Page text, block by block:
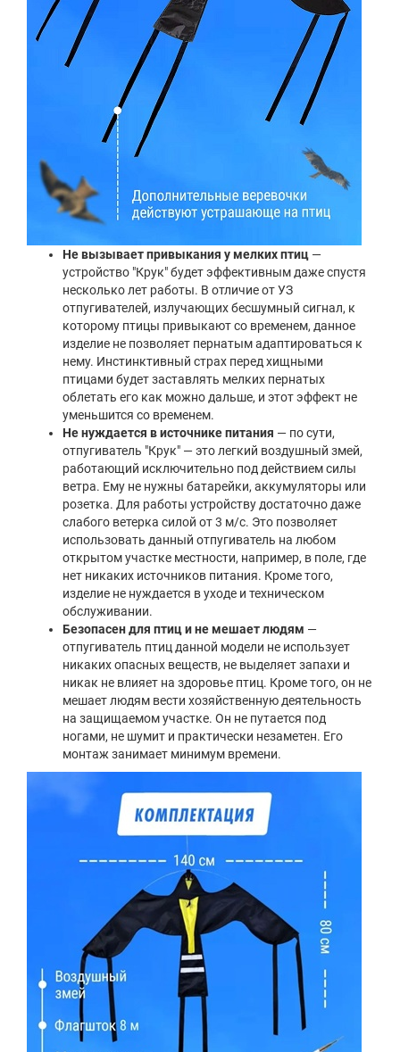
Не вызывает привыкания у мелких птиц —
устройство "Крук" будет эффективным даже спустя
несколько лет работы. В отличие от УЗ
отпугивателей, излучающих бесшумный сигнал, к
которому птицы привыкают со временем, данное
изделие не позволяет пернатым адаптироваться к
нему. Инстинктивный страх перед хищными
птицами будет заставлять мелких пернатых
облетать его как можно дальше, и этот эффект не
уменьшится со временем.
Не нуждается в источнике питания — по сути,
отпугиватель "Крук" — это легкий воздушный змей,
работающий исключительно под действием силы
ветра. Ему не нужны батарейки, аккумуляторы или
розетка. Для работы устройству достаточно даже
слабого ветерка силой от 3 м/с. Это позволяет
использовать данный отпугиватель на любом
открытом участке местности, например, в поле, где
нет никаких источников питания. Кроме того,
изделие не нуждается в уходе и техническом
обслуживании.
Безопасен для птиц и не мешает людям —
отпугиватель птиц данной модели не использует
никаких опасных веществ, не выделяет запахи и
никак не влияет на здоровье птиц. Кроме того, он не
мешает людям вести хозяйственную деятельность
на защищаемом участке. Он не путается под
ногами, не шумит и практически незаметен. Его
монтаж занимает минимум времени.